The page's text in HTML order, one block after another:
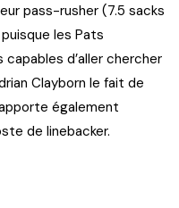
pass-rusher (7.5 sacks
les Pats
d’aller chercher
Clayborn le fait de
également
de linebacker.